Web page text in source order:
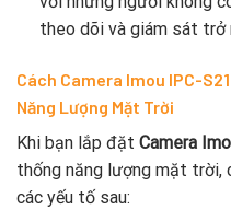
theo dõi và giám sát trở
Cách Camera Imou IPC-
Năng Lượng Mặt Trời
Khi bạn lắp đặt Camera
thống năng lượng mặt trời,
các yếu tố sau: